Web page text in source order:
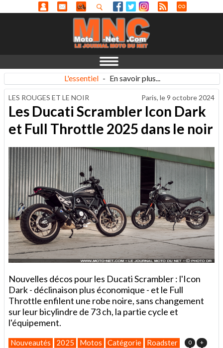
L'essentiel - En savoir plus...
LES ROUGES ET LE NOIR Paris, le9 octobre 2024
Les Ducati Scrambler Icon Dark
et Full Throttle 2025 dans le noir
Nouvelles décos pour les Ducati Scrambler : l'Icon
Dark - déclinaison plus économique - et le Full
Throttle enfilent une robe noire, sans changement
sur leur bicylindre de 73 ch, la partie cycle et
l'équipement.
Nouveautés 2025 Motos Catégorie Roadster 0 +